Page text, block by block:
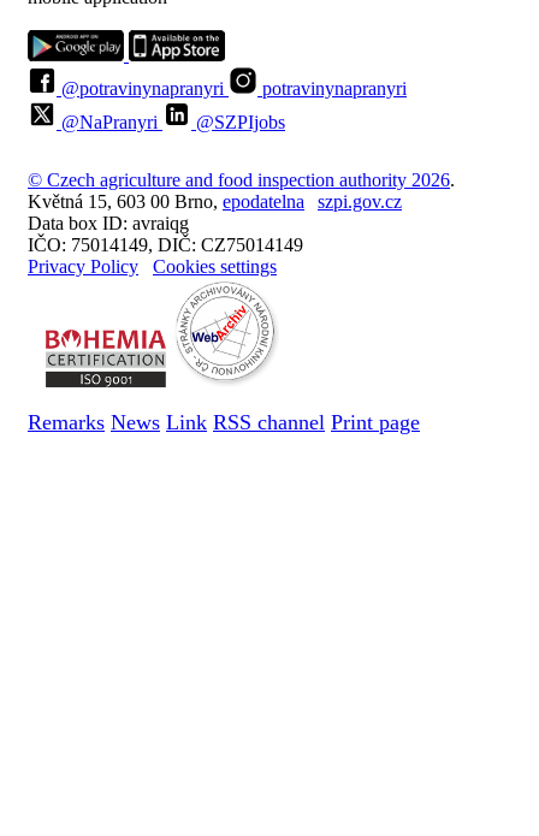
@potravinynapranyri
potravinynapranyri
@NaPranyri
@SZPIjobs
© Czech agriculture and food inspection authority 2026.
Květná 15, 603 00 Brno, epodatelna
szpi.gov.cz
Data box ID: avraiqg
IČO: 75014149, DIČ: CZ75014149
Privacy Policy
Cookies settings
Remarks News Link RSS channel Print page